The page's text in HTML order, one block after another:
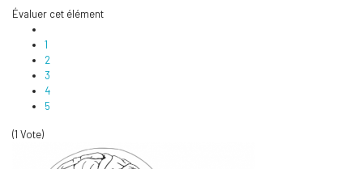
Évaluer cet élément
1
2
3
4
5
(1 Vote)